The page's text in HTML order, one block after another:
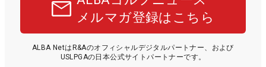
メルマガ登録はこちら
ALBA NetはR&Aのオフィシャルデジタルパートナー、および
USLPGAの日本公式サイトパートナーです。